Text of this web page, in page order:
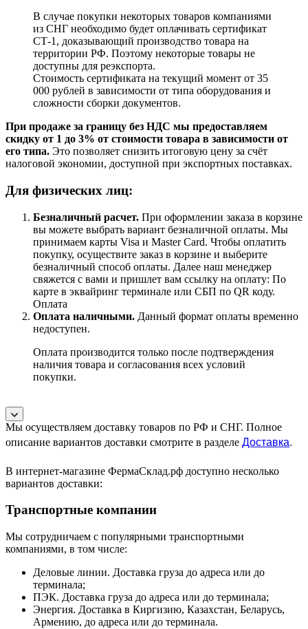
В случае покупки некоторых товаров компаниями
из СНГ необходимо будет оплачивать сертификат
СТ-1, доказывающий производство товара на
территории РФ. Поэтому некоторые товары не
доступны для реэкспорта.
Стоимость сертификата на текущий момент от 35
000 рублей в зависимости от типа оборудования и
сложности сборки документов.
При продаже за границу без НДС мы предоставляем
скидку от 1 до 3% от стоимости товара в зависимости от
его типа. Это позволяет снизить итоговую цену за счёт
налоговой экономии, доступной при экспортных поставках.
Для физических лиц:
Безналичный расчет. При оформлении заказа в корзине
вы можете выбрать вариант безналичной оплаты. Мы
принимаем карты Visa и Master Card. Чтобы оплатить
покупку, осуществите заказ в корзине и выберите
безналичный способ оплаты. Далее наш менеджер
свяжется с вами и пришлет вам ссылку на оплату: По
карте в эквайринг терминале или СБП по QR коду.
Оплата
Оплата наличными. Данный формат оплаты временно
недоступен.
Оплата производится только после подтверждения
наличия товара и согласования всех условий
покупки.
Мы осуществляем доставку товаров по РФ и СНГ. Полное
описание вариантов доставки смотрите в разделе Доставка.
В интернет-магазине ФермаСклад.рф доступно несколько
вариантов доставки:
Транспортные компании
Мы сотрудничаем с популярными транспортными
компаниями, в том числе:
Деловые линии. Доставка груза до адреса или до
терминала;
ПЭК. Доставка груза до адреса или до терминала;
Энергия. Доставка в Киргизию, Казахстан, Беларусь,
Армению, до адреса или до терминала.